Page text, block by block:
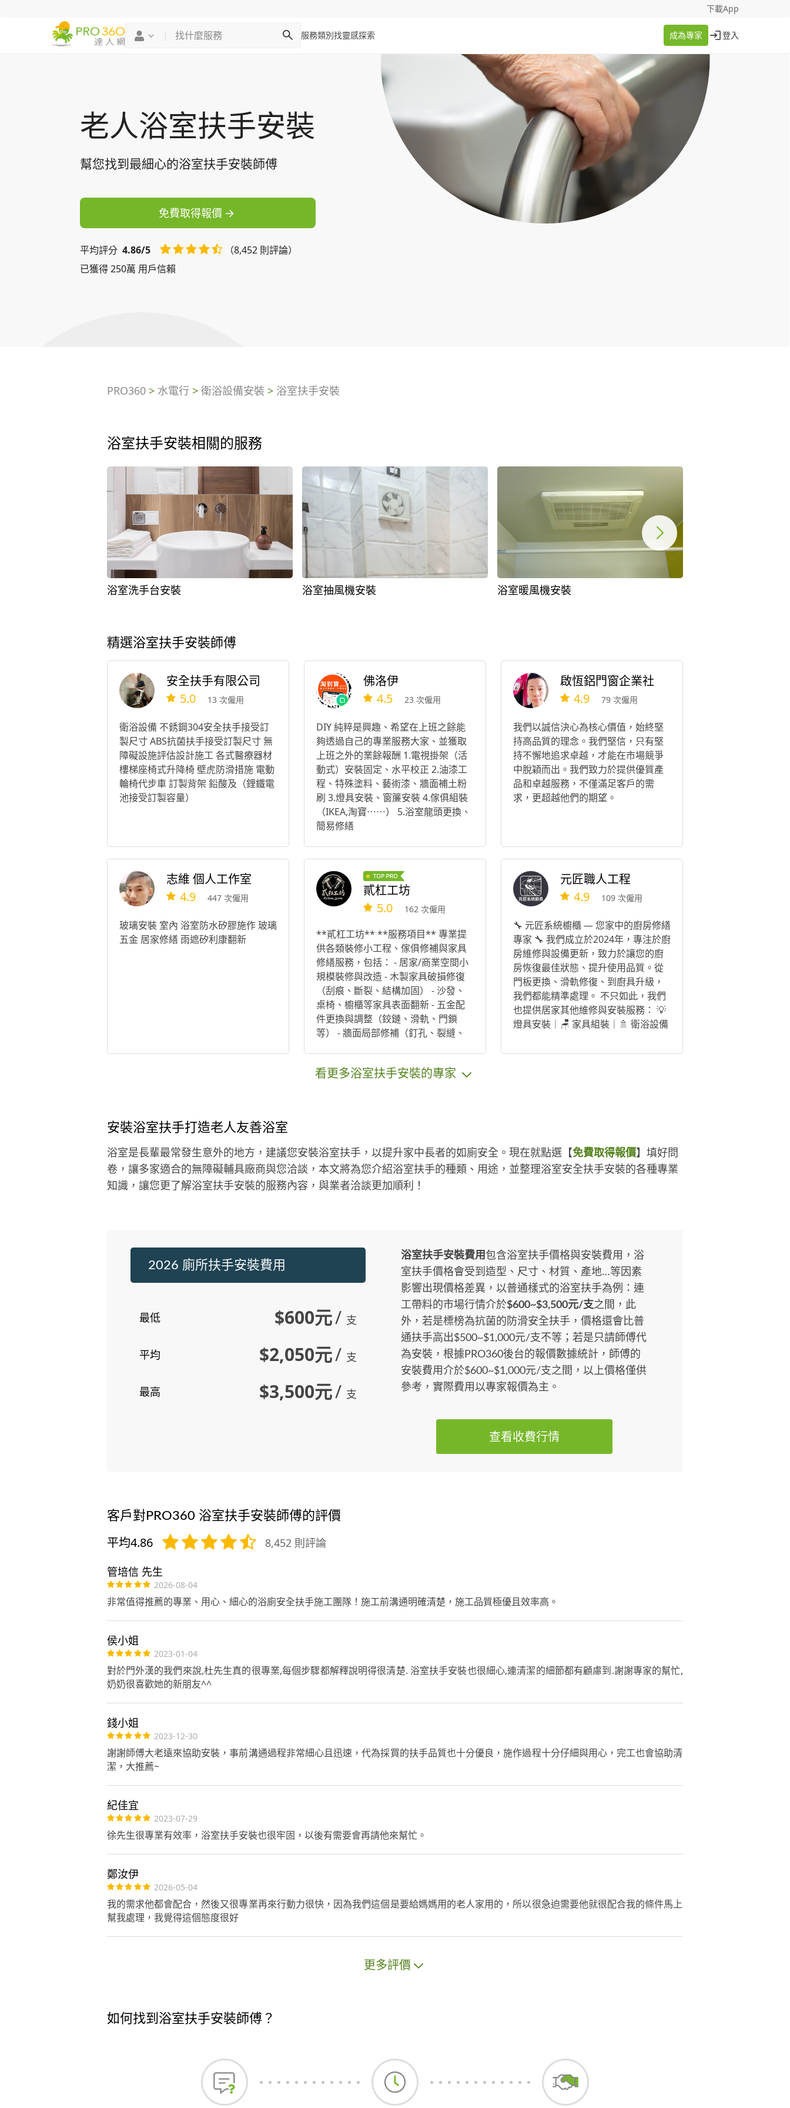
下載App
服務類別找靈感探索 成為專家 登入
成為專家
登入
老人浴室扶手安裝
幫您找到最細心的浴室扶手安裝師傅
免費取得報價
平均評分 4.86/5
（8,452 則評論）
已獲得 250萬 用戶信賴
PRO360> 水電行 > 衛浴設備安裝 > 浴室扶手安裝
浴室扶手安裝相關的服務
浴室洗手台安裝 浴室抽風機安裝 浴室暖風機安裝
精選浴室扶手安裝師傅
安全扶手有限公司
5.0 13 次僱用
衛浴設備 不銹鋼304安全扶手接受訂
製尺寸 ABS抗菌扶手接受訂製尺寸 無
障礙設施評估設計施工 各式醫療器材
樓梯座椅式升降椅 壁虎防滑措施 電動
輪椅代步車 訂製背架 鉛酸及（鋰鐵電
池接受訂製容量）
佛洛伊
4.5 23 次僱用
DIY 純粹是興趣、希望在上班之餘能
夠透過自己的專業服務大家、並獲取
上班之外的業餘報酬 1.電視掛架（活
動式）安裝固定、水平校正 2.油漆工
程、特殊塗料、藝術漆、牆面補土粉
刷 3.燈具安裝、窗簾安裝 4.傢俱組裝
（IKEA,淘寶⋯⋯） 5.浴室龍頭更換、
簡易修繕
啟恆鋁門窗企業社
4.9 79 次僱用
我們以誠信決心為核心價值，始終堅
持高品質的理念。我們堅信，只有堅
持不懈地追求卓越，才能在市場競爭
中脫穎而出。我們致力於提供優質產
品和卓越服務，不僅滿足客戶的需
求，更超越他們的期望。
志維 個人工作室
4.9 447 次僱用
玻璃安裝 室內 浴室防水矽膠施作 玻璃
五金 居家修繕 雨遮矽利康翻新
貳杠工坊
5.0 162 次僱用
**貳杠工坊** **服務項目** 專業提
供各類裝修小工程、傢俱修補與家具
修繕服務，包括： - 居家/商業空間小
規模裝修與改造 - 木製家具破損修復
（刮痕、斷裂、結構加固） - 沙發、
桌椅、櫥櫃等家具表面翻新 - 五金配
件更換與調整（鉸鏈、滑軌、門鎖
等） - 牆面局部修補（釘孔、裂縫、
裝修問題，提供意見與解決方案 - 燈
合 ✓ 提供到府評估與報價 ✓ 價格透
明，無隱藏費用 **聯絡方式** 地址/
服務區域：高雄市/屏東市/台南市 ---
元匠職人工程
4.9 109 次僱用
🔧 元匠系統櫥櫃 — 您家中的廚房修繕
專家 🔧 我們成立於2024年，專注於廚
房維修與設備更新，致力於讓您的廚
房恢復最佳狀態、提升使用品質。從
門板更換、滑軌修復、到廚具升級，
我們都能精準處理。 不只如此，我們
也提供居家其他維修與安裝服務： 💡
燈具安裝｜🪑 家具組裝｜🚿 衛浴設備
決生活中的大小修繕煩惱。 選擇元
看更多浴室扶手安裝的專家
安裝浴室扶手打造老人友善浴室
浴室是長輩最常發生意外的地方，建議您安裝浴室扶手，以提升家中長者的如廁安全。現在就點選【免費取得報價】填好問
卷，讓多家適合的無障礙輔具廠商與您洽談，本文將為您介紹浴室扶手的種類、用途，並整理浴室安全扶手安裝的各種專業
知識，讓您更了解浴室扶手安裝的服務內容，與業者洽談更加順利！
2026 廁所扶手安裝費用
最低 $600元/ 支
平均 $2,050元/ 支
最高 $3,500元/ 支
浴室扶手安裝費用 包含浴室扶手價格與安裝費用，浴
室扶手價格會受到造型、尺寸、材質、產地…等因素
影響出現價格差異，以普通樣式的浴室扶手為例：連
工帶料的市場行情介於$600~$3,500元/支之間，此
外，若是標榜為抗菌的防滑安全扶手，價格還會比普
通扶手高出$500~$1,000元/支不等；若是只請師傅代
為安裝，根據PRO360後台的報價數據統計，師傅的
安裝費用介於$600~$1,000元/支之間，以上價格僅供
參考，實際費用以專家報價為主。
查看收費行情
客戶對PRO360 浴室扶手安裝師傅的評價
平均4.86 8,452 則評論
管培信 先生
2026-08-04
非常值得推薦的專業、用心、細心的浴廁安全扶手施工團隊！施工前溝通明確清楚，施工品質極優且效率高。
侯小姐
2023-01-04
對於門外漢的我們來說,杜先生真的很專業,每個步驟都解釋說明得很清楚. 浴室扶手安裝也很細心,連清潔的細節都有顧慮到.謝謝專家的幫忙,
奶奶很喜歡她的新朋友^^
錢小姐
2023-12-30
謝謝師傅大老遠來協助安裝，事前溝通過程非常細心且迅速，代為採買的扶手品質也十分優良，施作過程十分仔細與用心，完工也會協助清
潔，大推薦~
紀佳宜
2023-07-29
徐先生很專業有效率，浴室扶手安裝也很牢固，以後有需要會再請他來幫忙。
鄭汝伊
2026-05-04
我的需求他都會配合，然後又很專業再來行動力很快，因為我們這個是要給媽媽用的老人家用的，所以很急迫需要他就很配合我的條件馬上
幫我處理，我覺得這個態度很好
更多評價
如何找到浴室扶手安裝師傅？